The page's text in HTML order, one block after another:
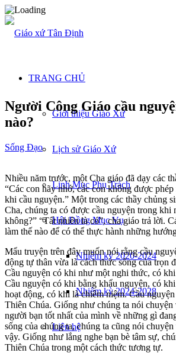
TRANG CHỦ
Giới thiệu Giáo Xứ
Lịch sử Giáo Xứ
Linh Mục Phụ Trách
Hội Đồng Mục Vụ
Nhiệm kỳ 2020-2024
Nhiệm kỳ 2024-2028
Liên hệ
Người Công Giáo cầu
nào?
Sống Đạo
Nhiều năm trước, một Cha giáo đã dạy các
“Các con hãy nhớ, các con không được
khi cầu nguyện.” Một trong các thầy chủng
Cha, chúng ta có được cầu nguyện trong khi
không?” “Tất nhiên là có”, cha giáo trả lời.
làm thế nào để có thể thực hành những
Mẩu truyện trên đây muốn nói rằng cầu
động tự thân vừa là cách thức sống của trọn
Cầu nguyện có khi như một nghi thức, có
Cầu nguyện có khi bằng khẩu nguyện, có
hoạt động, có khi là chiêm niệm. Cầu
Thiên Chúa. Giống như chúng ta nói chuyện
người bạn tốt nhất của mình về những gì
sống của chúng ta, chúng ta cũng nói
vậy. Giống như lắng nghe bạn bè tâm sự,
Thiên Chúa trong một cách thức tương tự.